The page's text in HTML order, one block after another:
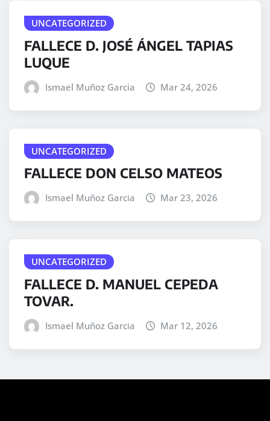
UNCATEGORIZED
FALLECE D. JOSÉ ÁNGEL TAPIAS
LUQUE
Ismael Muñoz Garcia Mar 24, 2026
UNCATEGORIZED
FALLECE DON CELSO MATEOS
Ismael Muñoz Garcia Mar 23, 2026
UNCATEGORIZED
FALLECE D. MANUEL CEPEDA
TOVAR.
Ismael Muñoz Garcia Mar 12, 2026